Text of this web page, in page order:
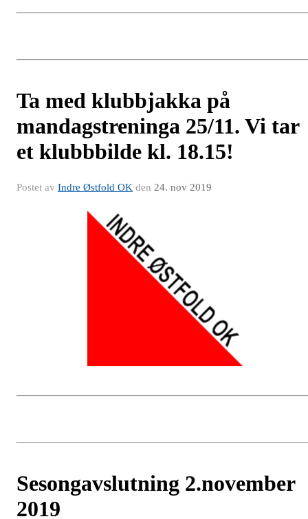
Ta med klubbjakka på
mandagstreninga 25/11. Vi tar
et klubbbilde kl. 18.15!
Postet av Indre Østfold OK den 24. nov 2019
Sesongavslutning 2.november
2019